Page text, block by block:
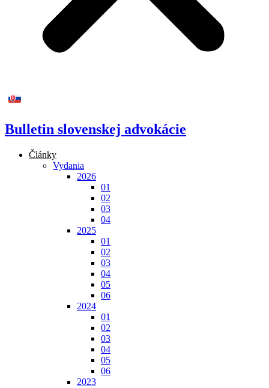
Bulletin slovenskej advokácie
Články
Vydania
2026
01
02
03
04
2025
01
02
03
04
05
06
2024
01
02
03
04
05
06
2023